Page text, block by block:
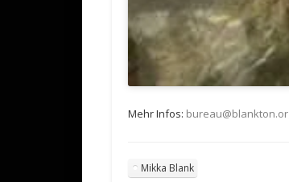
Mehr Infos:
Mikka Blank